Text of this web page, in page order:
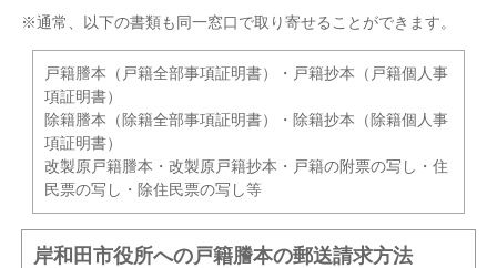
※通常、以下の書類も同一窓口で取り寄せることができます。
戸籍謄本（戸籍全部事項証明書）・戸籍抄本（戸籍個人事
項証明書）
除籍謄本（除籍全部事項証明書）・除籍抄本（除籍個人事
項証明書）
改製原戸籍謄本・改製原戸籍抄本・戸籍の附票の写し・住
民票の写し・除住民票の写し等
岸和田市役所への戸籍謄本の郵送請求方法